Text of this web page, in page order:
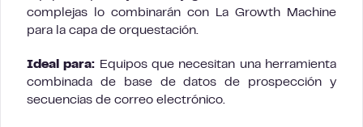
complejas lo combinarán con La Growth Machine
para la capa de orquestación.
Ideal para: Equipos que necesitan una herramienta
combinada de base de datos de prospección y
secuencias de correo electrónico.